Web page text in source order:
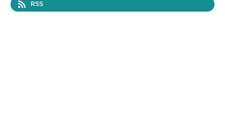
aan de wetenschap was nog nooit zo leuk, want bij LL
RSS